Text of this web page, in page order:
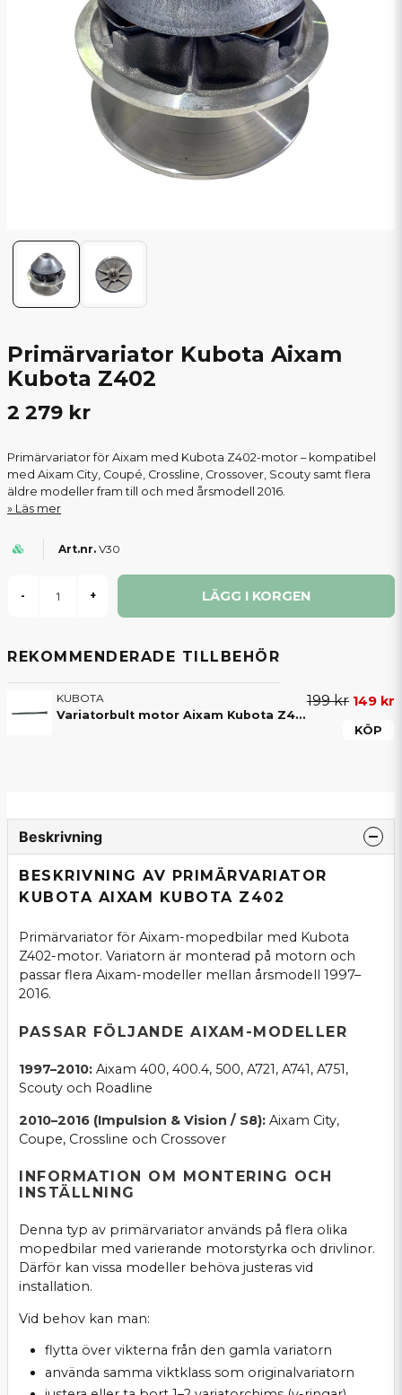
Primärvariator Kubota Aixam
Kubota Z402
2 279 kr
Primärvariator för Aixam med Kubota Z402-motor – kompatibel
med Aixam City, Coupé, Crossline, Crossover, Scouty samt flera
äldre modeller fram till och med årsmodell 2016.
Läs mer
V30
- + LÄGG I KORGEN
REKOMMENDERADE TILLBEHÖR
KUBOTA
Variatorbult motor Aixam Kubota Z402
199 kr 149 kr
KÖP
Beskrivning
BESKRIVNING AV PRIMÄRVARIATOR
KUBOTA AIXAM KUBOTA Z402
Primärvariator för Aixam-mopedbilar med Kubota
Z402-motor. Variatorn är monterad på motorn och
passar flera Aixam-modeller mellan årsmodell 1997–
2016.
PASSAR FÖLJANDE AIXAM-MODELLER
1997–2010: Aixam 400, 400.4, 500, A721, A741, A751,
Scouty och Roadline
2010–2016 (Impulsion & Vision / S8): Aixam City,
Coupe, Crossline och Crossover
INFORMATION OM MONTERING OCH
INSTÄLLNING
Denna typ av primärvariator används på flera olika
mopedbilar med varierande motorstyrka och drivlinor.
Därför kan vissa modeller behöva justeras vid
installation.
Vid behov kan man:
flytta över vikterna från den gamla variatorn
använda samma viktklass som originalvariatorn